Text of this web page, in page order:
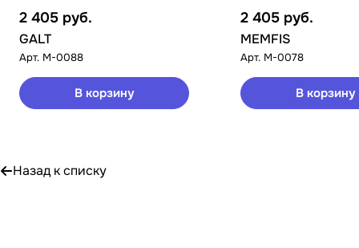
2 405 руб.
GALT
Арт. M-0088
В корзину
2 405 руб.
MEMFIS
Арт. M-0078
В корзину
Назад к списку